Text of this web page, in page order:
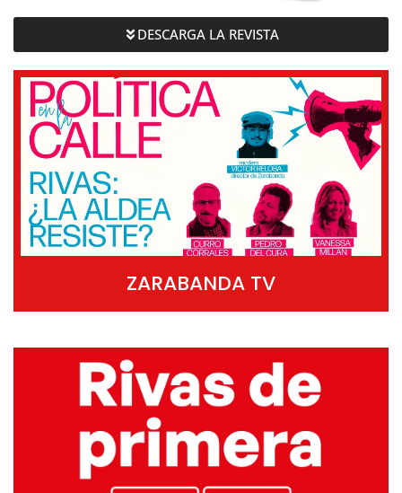
DESCARGA LA REVISTA
ZARABANDA TV